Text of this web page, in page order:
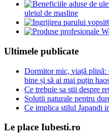
uleiul de masline
Ultimele publicate
Dormitor mic, viață plină:
bine și să ai mai puțin
Ce trebuie sa stii despre
Solutii naturale pentru
Ce implica stilul Japandi
Le place Iubesti.ro